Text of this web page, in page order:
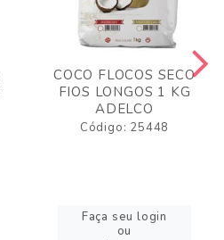
COCO FLOCOS SECO
FIOS LONGOS 1 KG
ADELCO
Código: 25448
Faça seu login
ou